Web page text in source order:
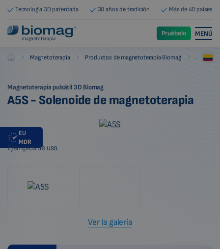
Tecnología 3D patentada 30 años de tradición Más de 40 países
magnetoterapia
Pruébelo MENÚ
Biomag Magnetoterapia Productos de magnetoterapia Biomag
Magnetoterapia pulsátil 3D Biomag
A5S - Solenoide de magnetoterapia
EU
MDR
Ejemplos de uso
Ver la galería